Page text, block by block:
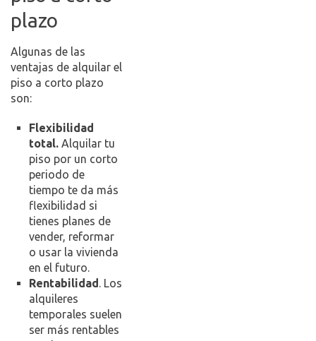
plazo
Algunas de las
ventajas de alquilar el
piso a corto plazo
son:
Flexibilidad
total. Alquilar tu
piso por un corto
periodo de
tiempo te da más
flexibilidad si
tienes planes de
vender, reformar
o usar la vivienda
en el futuro.
Rentabilidad. Los
alquileres
temporales suelen
ser más rentables